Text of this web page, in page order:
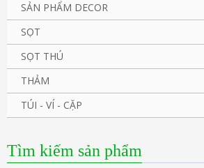
SẢN PHẨM DECOR
SỌT
SỌT THÚ
THẢM
TÚI - VÍ - CẶP
Tìm kiếm sản phẩm